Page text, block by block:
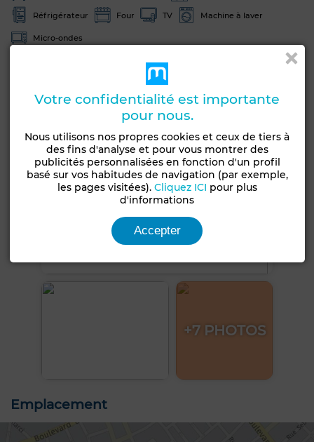
Réfrigérateur Four TV Machine à laver
Micro-ondes
+7 PHOTOS
Emplacement
Votre confidentialité est importante
pour nous.
Nous utilisons nos propres cookies et ceux de tiers à
des fins d'analyse et pour vous montrer des
publicités personnalisées en fonction d'un profil
basé sur vos habitudes de navigation (par exemple,
les pages visitées). Cliquez ICI pour plus
d'informations
Accepter